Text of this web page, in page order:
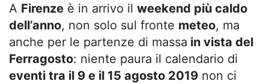
A Firenze è in arrivo il weekend più caldo
dell’anno, non solo sul fronte meteo, ma
anche per le partenze di massa in vista del
Ferragosto: niente paura il calendario di
eventi tra il 9 e il 15 agosto 2019 non ci